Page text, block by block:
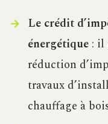
Le crédit
énergétique: il
réduction
travaux
chauffage à